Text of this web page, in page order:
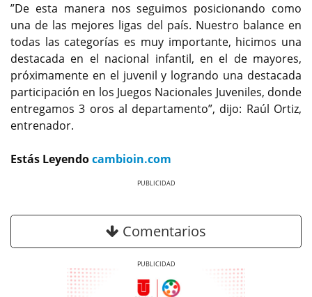
”De esta manera nos seguimos posicionando como
una de las mejores ligas del país. Nuestro balance en
todas las categorías es muy importante, hicimos una
destacada en el nacional infantil, en el de mayores,
próximamente en el juvenil y logrando una destacada
participación en los Juegos Nacionales Juveniles, donde
entregamos 3 oros al departamento”, dijo: Raúl Ortiz,
entrenador.
Estás Leyendocambioin.com
Comentarios